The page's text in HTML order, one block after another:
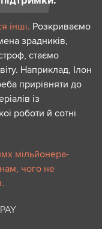
інші. Розкриваємо
зрадників,
стаємо
Наприклад, Ілон
прирівняти до
із
роботи й сотні
мільйонера-
чого не